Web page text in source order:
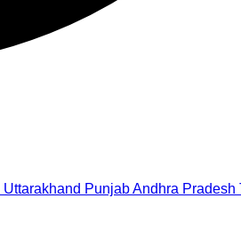
Uttarakhand PunjabAndhra Pradesh